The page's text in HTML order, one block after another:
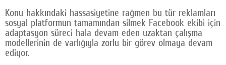
Konu hakkındaki hassasiyetine rağmen bu tür reklamları
sosyal platformun tamamından silmek Facebook ekibi için
adaptasyon süreci hala devam eden uzaktan çalışma
modellerinin de varlığıyla zorlu bir görev olmaya devam
ediyor.